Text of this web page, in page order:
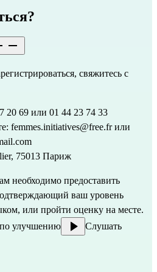
свяжитесь с
20 69 или 01 44 23 74 33
femmes.initiatives@free.fr
75013 Париж
необходимо предоставить
ваш уровень
или пройти оценку на месте.
улучшению
Слушать